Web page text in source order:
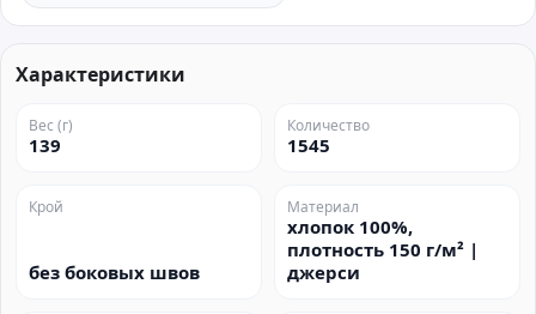
Характеристики
Вес (г)
139
Количество
1545
Крой
без боковых швов
Материал
хлопок 100%,
плотность 150 г/м² |
джерси